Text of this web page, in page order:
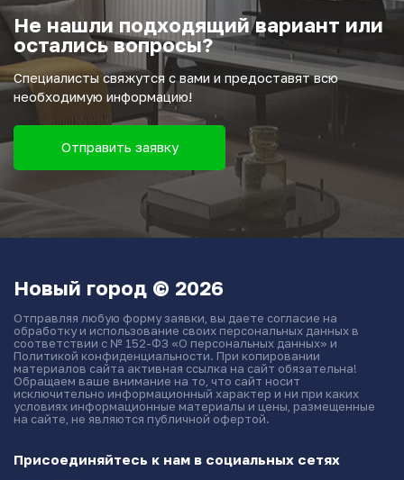
Не нашли подходящий вариант или
остались вопросы?
Специалисты свяжутся с вами и предоставят всю
необходимую информацию!
Отправить заявку
Новый город © 2026
Отправляя любую форму заявки, вы даете согласие на
обработку и использование своих персональных данных в
соответствии с № 152-ФЗ «О персональных данных» и
Политикой конфиденциальности. При копировании
материалов сайта активная ссылка на сайт обязательна!
Обращаем ваше внимание на то, что сайт носит
исключительно информационный характер и ни при каких
условиях информационные материалы и цены, размещенные
на сайте, не являются публичной офертой.
Присоединяйтесь к нам в социальных сетях